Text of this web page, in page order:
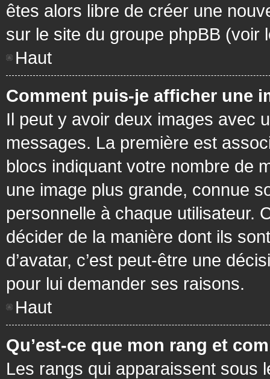
êtes alors libre de créer une
sur le site du groupe phpBB (voir
Haut
Comment puis-je afficher une
Il peut y avoir deux images avec
messages. La première est
blocs indiquant votre nombre de
une image plus grande, connue
personnelle à chaque utilisateur.
décider de la manière dont ils
d’avatar, c’est peut-être une
pour lui demander ses raisons.
Haut
Qu’est-ce que mon rang et
Les rangs qui apparaissent sous